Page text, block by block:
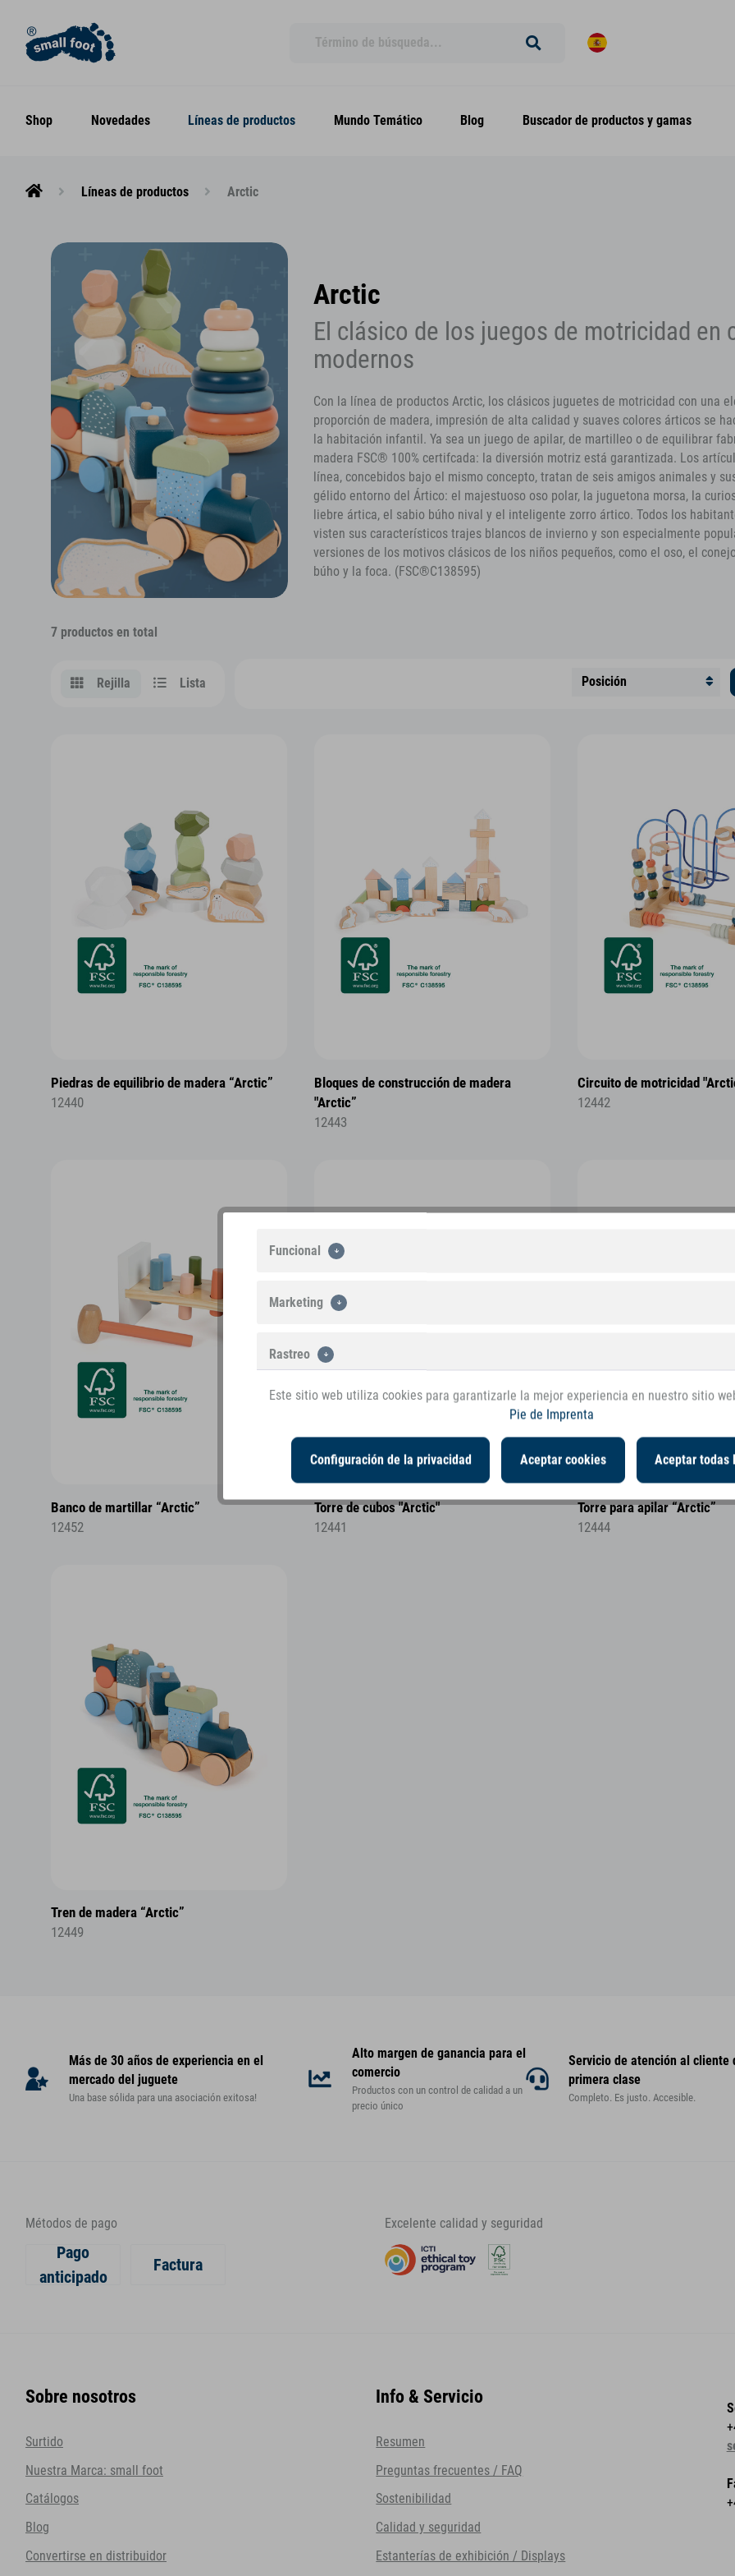
Shop Novedades Líneas de productos Mundo Temático Blog Buscador de productos y gamas
Líneas de productos Arctic
Arctic
El clásico de los juegos de motricidad en
modernos
Con la línea de productos Arctic, los clásicos juguetes de motricidad con una
proporción de madera, impresión de alta calidad y suaves colores árticos se
la habitación infantil. Ya sea un juego de apilar, de martilleo o de equilibrar
madera FSC® 100% certifcada: la diversión motriz está garantizada. Los
línea, concebidos bajo el mismo concepto, tratan de seis amigos animales y
gélido entorno del Ártico: el majestuoso oso polar, la juguetona morsa, la
liebre ártica, el sabio búho nival y el inteligente zorro ártico. Todos los
visten sus característicos trajes blancos de invierno y son especialmente
versiones de los motivos clásicos de los niños pequeños, como el oso, el
búho y la foca. (FSC®C138595)
7 productos en total
Rejilla Lista
Piedras de equilibrio de madera “Arctic”
12440
Bloques de construcción de madera
"Arctic”
12443
Circuito de motricidad
12442
Banco de martillar “Arctic”
12452
Torre de cubos "Arctic"
12441
Torre para apilar “Arctic”
12444
Tren de madera “Arctic”
12449
Más de 30 años de experiencia en el
mercado del juguete
Una base sólida para una asociación exitosa!
Alto margen de ganancia para el
comercio
Productos con un control de calidad a un
precio único
Servicio de atención al cliente
primera clase
Completo. Es justo. Accesible.
Métodos de pago
Pago
anticipado
Factura
Excelente calidad y seguridad
Sobre nosotros
Surtido
Nuestra Marca: small foot
Catálogos
Blog
Convertirse en distribuidor
Info & Servicio
Resumen
Preguntas frecuentes / FAQ
Sostenibilidad
Calidad y seguridad
Estanterías de exhibición / Displays
Funcional
Marketing
Rastreo
Este sitio web utiliza cookies para garantizarle la mejor experiencia en nuestro sitio
Pie de Imprenta
Configuración de la privacidad Aceptar cookies Aceptar todas